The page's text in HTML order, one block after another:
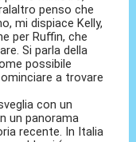
penso che
mi dispiace Kelly,
per Ruffin, che
Si parla della
possibile
a trovare
con un
un panorama
recente. In Italia